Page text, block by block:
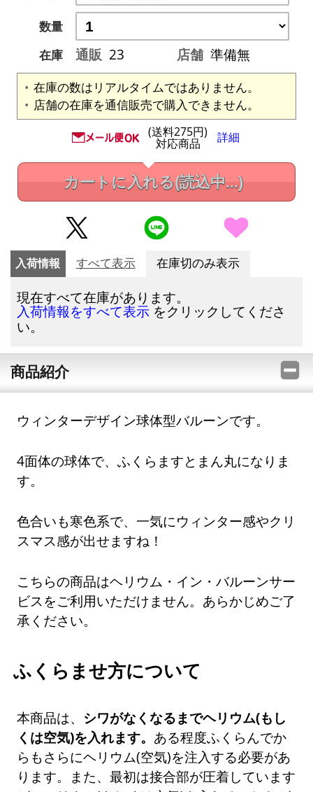
数量
在庫
通販 23 店舗 準備無
在庫の数はリアルタイムではありません。
店舗の在庫を通信販売で購入できません。
(送料275円)
対応商品 詳細
カートに入れる(読込中...)
入荷情報 すべて表示 在庫切のみ表示
現在すべて在庫があります。
入荷情報をすべて表示 をクリックしてくださ
い。
商品紹介
ウィンターデザイン球体型バルーンです。
4面体の球体で、ふくらますとまん丸になりま
す。
色合いも寒色系で、一気にウィンター感やクリ
スマス感が出せますね！
こちらの商品はヘリウム・イン・バルーンサー
ビスをご利用いただけません。あらかじめご了
承ください。
ふくらませ方について
本商品は、 シワがなくなるまでヘリウム(もし
くは空気)を入れます。 ある程度ふくらんでか
らもさらにヘリウム(空気)を注入する必要があ
ります。また、最初は接合部が圧着しています